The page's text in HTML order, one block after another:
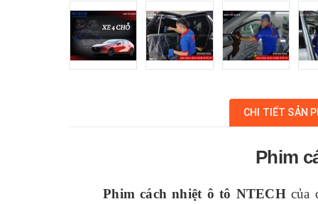
CHI TIẾT SẢN
Phim
Phim cách nhiệt ô tô NTECHcủa